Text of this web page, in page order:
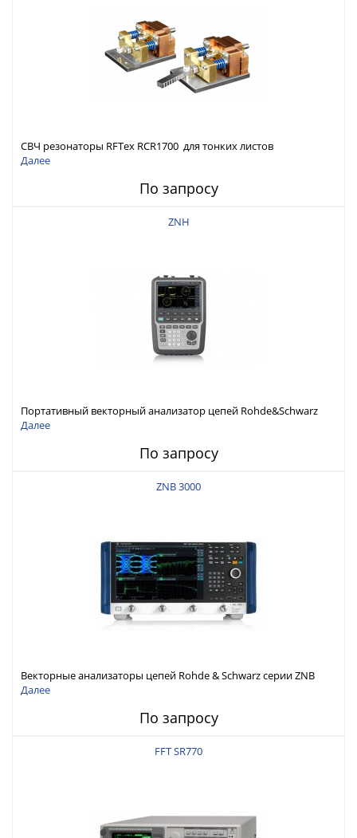
СВЧ резонаторы RFTex RCR1700 для тонких листов
Далее
По запросу
ZNH
Портативный векторный анализатор цепей Rohde&Schwarz
ZNH с диапазоном частот от 30 кГц до 26,5 ГГц
Далее
По запросу
ZNB 3000
Векторные анализаторы цепей Rohde & Schwarz серии ZNB
3000 с диапазоном частот от 9 кГц до 54 ГГц
Далее
По запросу
FFT SR770